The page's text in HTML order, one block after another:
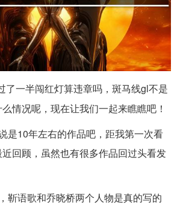
了一半闯红灯算违章吗，斑马线gl不是
情况呢，现在让我们一起来瞧瞧吧！
是10年左右的作品吧，距我第一次看
回顾，虽然也有很多作品回过头看发
靳语歌和乔晓桥两个人物是真的写的